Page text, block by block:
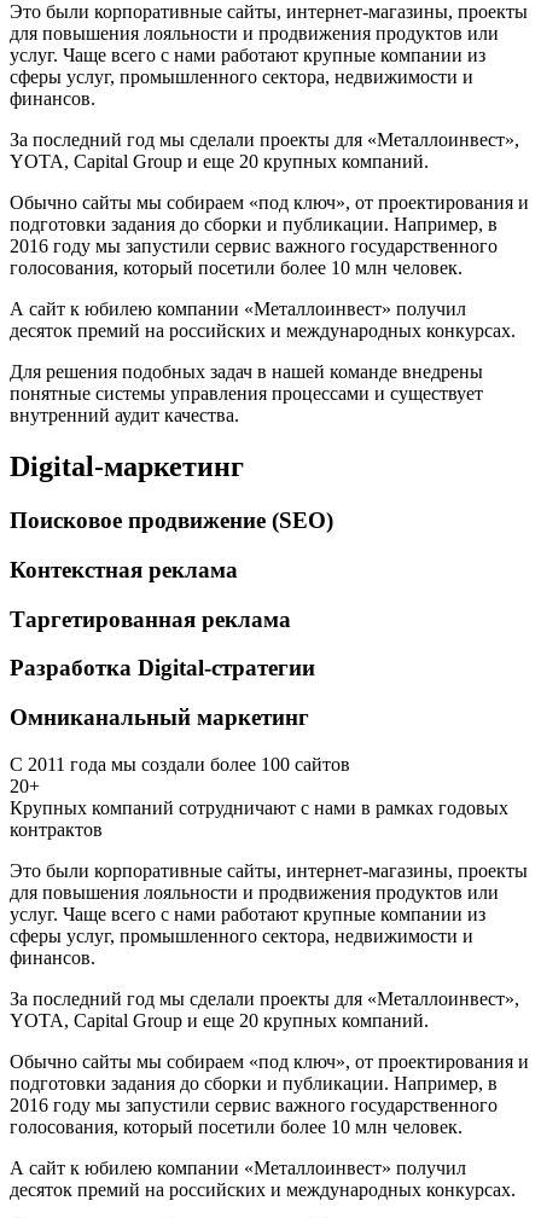
Это были корпоративные сайты, интернет-магазины, проекты
для повышения лояльности и продвижения продуктов или
услуг. Чаще всего с нами работают крупные компании из
сферы услуг, промышленного сектора, недвижимости и
финансов.
За последний год мы сделали проекты для «Металлоинвест»,
YOTA, Capital Group и еще 20 крупных компаний.
Обычно сайты мы собираем «под ключ», от проектирования и
подготовки задания до сборки и публикации. Например, в
2016 году мы запустили сервис важного государственного
голосования, который посетили более 10 млн человек.
А сайт к юбилею компании «Металлоинвест» получил
десяток премий на российских и международных конкурсах.
Для решения подобных задач в нашей команде внедрены
понятные системы управления процессами и существует
внутренний аудит качества.
Digital-маркетинг
Поисковое продвижение (SEO)
Контекстная реклама
Таргетированная реклама
Разработка Digital-стратегии
Омниканальный маркетинг
С 2011 года мы создали более 100 сайтов
20+
Крупных компаний сотрудничают с нами в рамках годовых
контрактов
Это были корпоративные сайты, интернет-магазины, проекты
для повышения лояльности и продвижения продуктов или
услуг. Чаще всего с нами работают крупные компании из
сферы услуг, промышленного сектора, недвижимости и
финансов.
За последний год мы сделали проекты для «Металлоинвест»,
YOTA, Capital Group и еще 20 крупных компаний.
Обычно сайты мы собираем «под ключ», от проектирования и
подготовки задания до сборки и публикации. Например, в
2016 году мы запустили сервис важного государственного
голосования, который посетили более 10 млн человек.
А сайт к юбилею компании «Металлоинвест» получил
десяток премий на российских и международных конкурсах.